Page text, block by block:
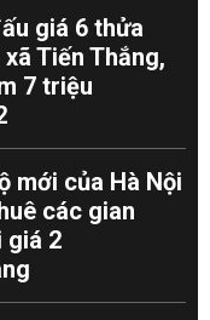
giá 6 thửa
Tiến Thắng,
7 triệu
mới của Hà Nội
các gian
giá 2